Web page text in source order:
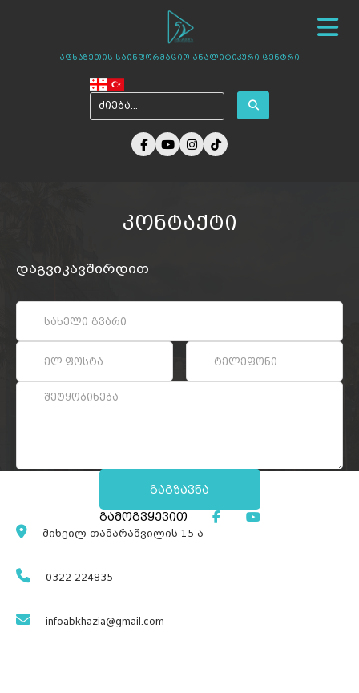
აფხაზეთის საინფორმაციო-ანალიტიკური ცენტრი
სიახლეები
ჩვენ შესახებ
ცენტრის პროექტები
კონტაქტი
დაგვიკავშირდით
გამოგვყევით
მიხეილ თამარაშვილის 15 ა
0322 224835
infoabkhazia@gmail.com